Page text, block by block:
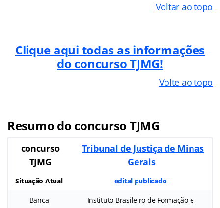
Voltar ao topo
Clique aqui todas as informações
do concurso TJMG!
Volte ao topo
Resumo do concurso TJMG
concurso
TJMG
Tribunal de Justiça de Minas
Gerais
Situação Atual edital publicado
Banca
Instituto Brasileiro de Formação e